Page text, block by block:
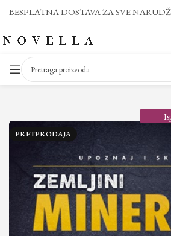
BESPLATNA DOSTAVA ZA SVE
PRETPRODAJA